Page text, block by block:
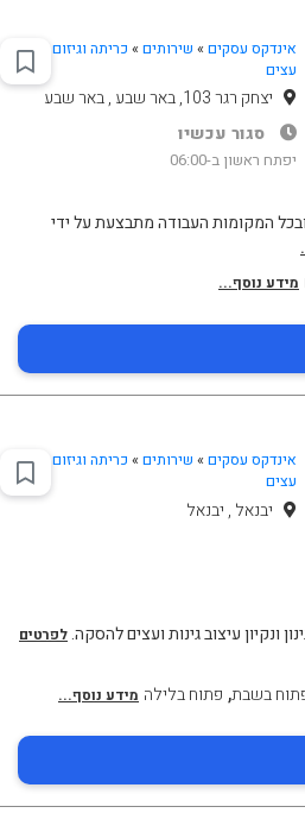
אינדקס עסקים » שירותים» כריתה וגיזום
עצים
יצחק רגר 103, באר שבע , באר שבע
סגור עכשיו
יפתח ראשון ב-06:00
ובכל המקומות העבודה מתבצעת על ידי
מידע נוסף...
אינדקס עסקים » שירותים» כריתה וגיזום
עצים
יבנאל , יבנאל
ונקיון עיצוב גינות ועצים להסקה.לפרטים
בשבת, פתוח בלילה מידע נוסף...